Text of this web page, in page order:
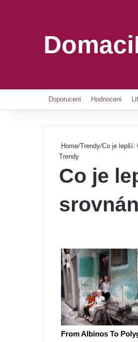
Doporuceni Hodnoceni
Home/Trendy/Co je lepší:
Trendy
Co je